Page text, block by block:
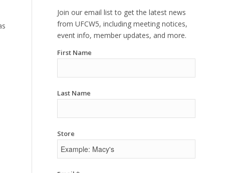
Join our email list to get the latest news
from UFCW5, including meeting notices,
event info, member updates, and more.
First Name
Last Name
Store